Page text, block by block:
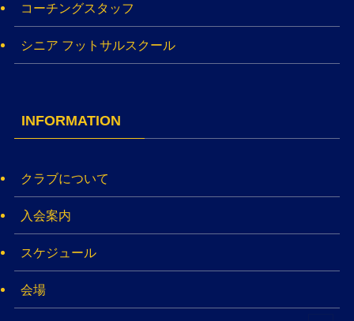
コーチングスタッフ
シニア フットサルスクール
INFORMATION
クラブについて
入会案内
スケジュール
会場